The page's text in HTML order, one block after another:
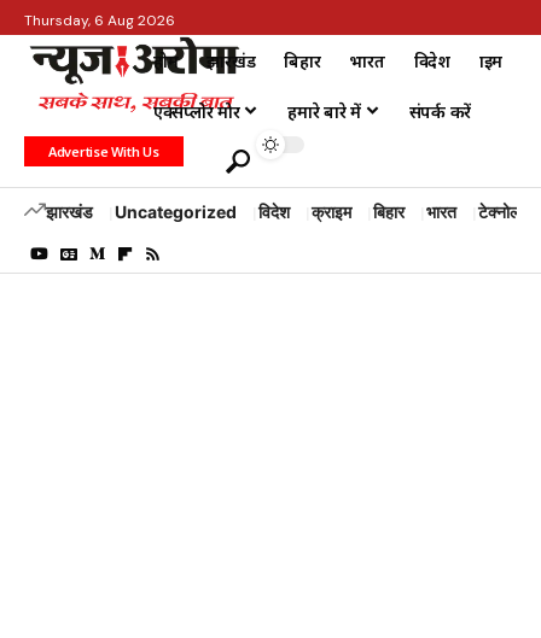
Thursday, 6 Aug 2026
होम झारखंड बिहार भारत विदेश क्राइम
एक्सप्लोर मोर हमारे बारे में संपर्क करें
Advertise With Us
झारखंड Uncategorized विदेश क्राइम बिहार भारत टेक्नोलॉजी